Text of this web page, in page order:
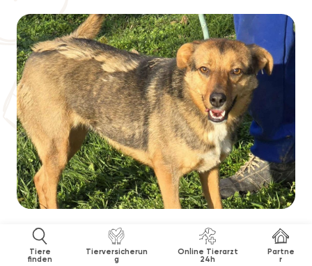
Tiere
finden
Tierversicherun
g
Online Tierarzt
24h
Partne
r